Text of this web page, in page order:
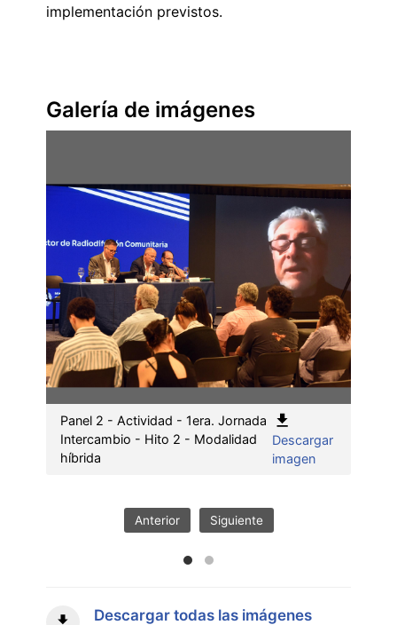
implementación previstos.
Galería de imágenes
Panel 2 - Actividad - 1era. Jornada
Intercambio - Hito 2 - Modalidad
híbrida
Descargar
imagen:
Anterior Siguiente
Descargar todas las imágenes